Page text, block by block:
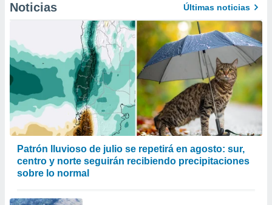
Noticias Últimas noticias
Patrón lluvioso de julio se repetirá en agosto: sur,
centro y norte seguirán recibiendo precipitaciones
sobre lo normal